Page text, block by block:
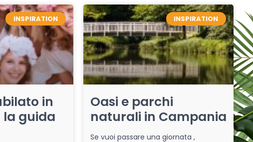
INSPIRATION
in
guida
INSPIRATION
Oasi e parchi
naturali in Campania
Se vuoi passare una giornata ,